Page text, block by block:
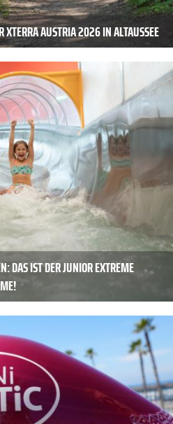
XTERRA AUSTRIA 2026 IN ALTAUSSEE
DAS IST DER JUNIOR EXTREME